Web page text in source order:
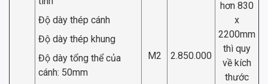
Độ dày thép cánh
Độ dày thép khung
Độ dày tổng thể của
cánh: 50mm
M2 2.850.000
hơn 830
x
2200mm
thì quy
về kích
thước